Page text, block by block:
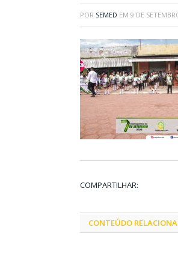
POR SEMED EM 9 DE
COMPARTILHAR:
CONTEÚDO